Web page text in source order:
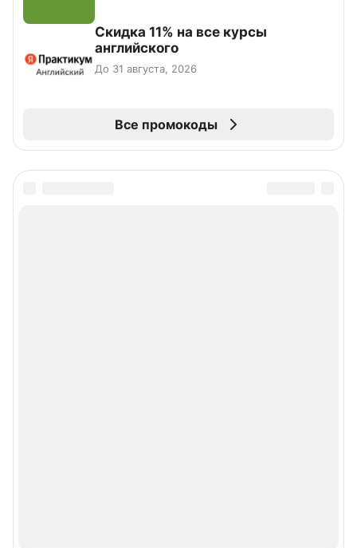
Скидка 11% на все курсы
английского
До 31 августа, 2026
Все промокоды